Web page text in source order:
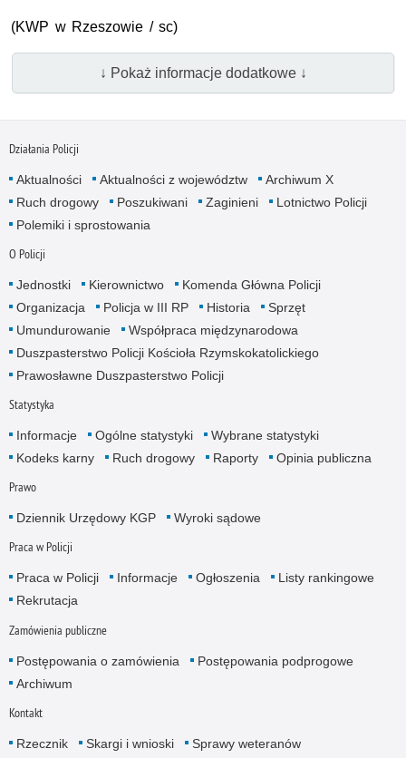
(KWP w Rzeszowie / sc)
↓ Pokaż informacje dodatkowe ↓
Działania Policji
Aktualności Aktualności z województw
Archiwum X
Ruch drogowy
Poszukiwani Zaginieni
Lotnictwo Policji
Polemiki i sprostowania
O Policji
Jednostki Kierownictwo
Komenda Główna Policji
Organizacja
Policja w III RP Historia
Sprzęt
Umundurowanie
Współpraca międzynarodowa
Duszpasterstwo Policji Kościoła Rzymskokatolickiego
Prawosławne Duszpasterstwo Policji
Statystyka
Informacje Ogólne statystyki
Wybrane statystyki
Kodeks karny
Ruch drogowy Raporty Opinia publiczna
Prawo
Dziennik Urzędowy KGP Wyroki sądowe
Praca w Policji
Praca w Policji Informacje Ogłoszenia
Listy rankingowe
Rekrutacja
Zamówienia publiczne
Postępowania o zamówienia
Postępowania podprogowe
Archiwum
Kontakt
Rzecznik Skargi i wnioski Sprawy weteranów